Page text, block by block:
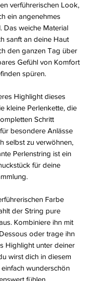
verführerischen Look,
ein angenehmes
Das weiche Material
sanft an deine Haut
den ganzen Tag über
Gefühl von Komfort
spüren.
Highlight dieses
kleine Perlenkette, die
Schritt
besondere Anlässe
selbst zu verwöhnen,
Perlenstring ist ein
für deine
Farbe
der String pure
Kombiniere ihn mit
oder trage ihn
Highlight unter deiner
wirst dich in diesem
wunderschön